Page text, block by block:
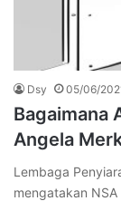
Dsy 05/06/
Bagaimana
Angela
Lembaga
mengatakan